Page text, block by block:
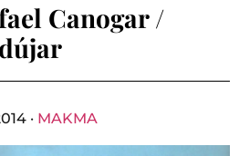
Canogar /
· MAKMA